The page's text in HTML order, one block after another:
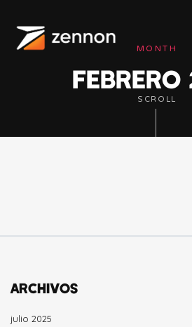
MONTH
FEBRERO
SCROLL
ARCHIVOS
julio 2025